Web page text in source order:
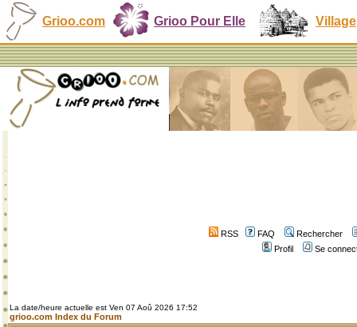
Grioo.com Grioo Pour Elle Village
RSS FAQ
Rechercher
Profil
Se
La date/heure actuelle est Ven 07 Aoû 2026 17:52
grioo.com Index du Forum